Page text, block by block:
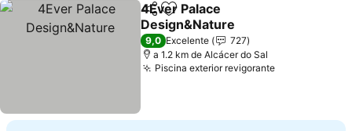
PartilharAdicionar aos favoritos
4Ever Palace
Design&Nature
Ver preços
9,0 Excelente
727
a 1.2 km de Alcácer do Sal
Piscina exterior revigoranteVer preços